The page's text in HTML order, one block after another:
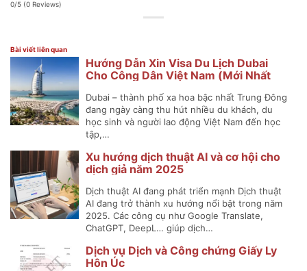
0/5 (0 Reviews)
Bài viết liên quan
Hướng Dẫn Xin Visa Du Lịch Dubai
Cho Công Dân Việt Nam (Mới Nhất
Dubai – thành phố xa hoa bậc nhất Trung Đông
đang ngày càng thu hút nhiều du khách, du
học sinh và người lao động Việt Nam đến học
tập,…
Xu hướng dịch thuật AI và cơ hội cho
dịch giả năm 2025
Dịch thuật AI đang phát triển mạnh Dịch thuật
AI đang trở thành xu hướng nổi bật trong năm
2025. Các công cụ như Google Translate,
ChatGPT, DeepL… giúp dịch…
Dịch vụ Dịch và Công chứng Giấy Ly
Hôn Úc